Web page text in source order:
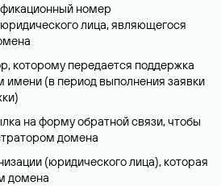
номер
лица, являющегося
которому передается поддержка
имени (в период выполнения заявки
на форму обратной связи, чтобы
домена
(юридического лица), которая
домена